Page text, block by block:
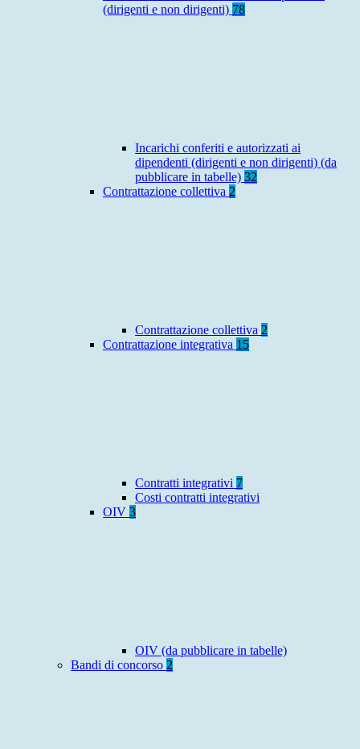
(dirigenti e non dirigenti) 78
Incarichi conferiti e autorizzati ai
dipendenti (dirigenti e non dirigenti) (da
pubblicare in tabelle) 32
Contrattazione collettiva 2
Contrattazione collettiva 2
Contrattazione integrativa 15
Contratti integrativi 7
Costi contratti integrativi
OIV 3
OIV (da pubblicare in tabelle)
Bandi di concorso 2